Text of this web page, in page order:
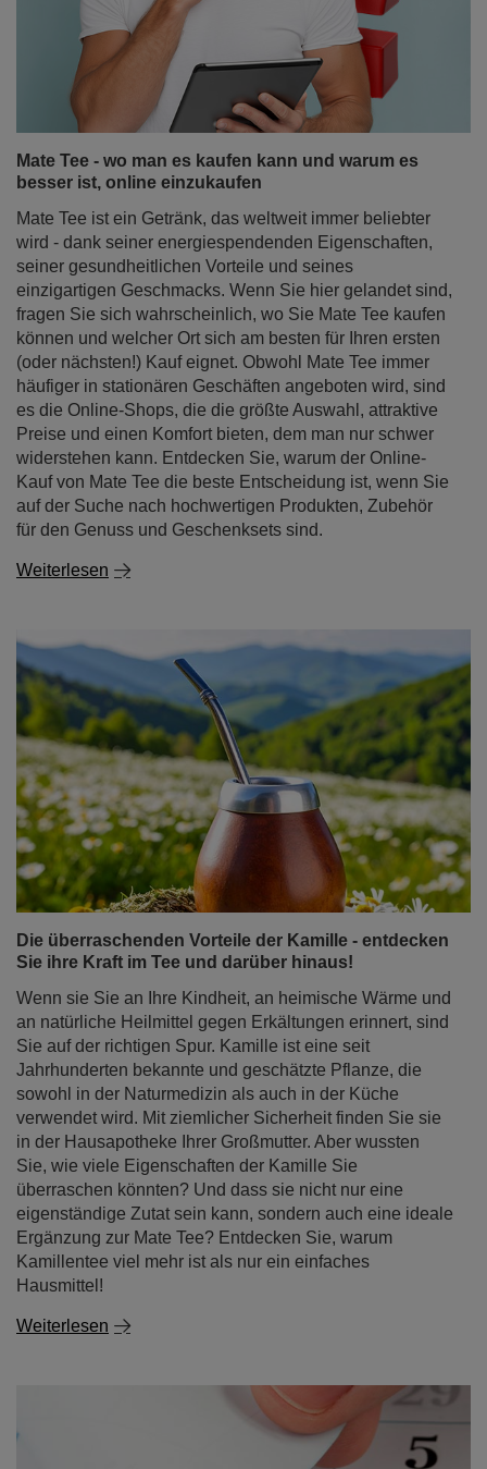
Mate Tee - wo man es kaufen kann und warum es
besser ist, online einzukaufen
Mate Tee ist ein Getränk, das weltweit immer beliebter
wird - dank seiner energiespendenden Eigenschaften,
seiner gesundheitlichen Vorteile und seines
einzigartigen Geschmacks. Wenn Sie hier gelandet sind,
fragen Sie sich wahrscheinlich, wo Sie Mate Tee kaufen
können und welcher Ort sich am besten für Ihren ersten
(oder nächsten!) Kauf eignet. Obwohl Mate Tee immer
häufiger in stationären Geschäften angeboten wird, sind
es die Online-Shops, die die größte Auswahl, attraktive
Preise und einen Komfort bieten, dem man nur schwer
widerstehen kann. Entdecken Sie, warum der Online-
Kauf von Mate Tee die beste Entscheidung ist, wenn Sie
auf der Suche nach hochwertigen Produkten, Zubehör
für den Genuss und Geschenksets sind.
Weiterlesen
Die überraschenden Vorteile der Kamille - entdecken
Sie ihre Kraft im Tee und darüber hinaus!
Wenn sie Sie an Ihre Kindheit, an heimische Wärme und
an natürliche Heilmittel gegen Erkältungen erinnert, sind
Sie auf der richtigen Spur. Kamille ist eine seit
Jahrhunderten bekannte und geschätzte Pflanze, die
sowohl in der Naturmedizin als auch in der Küche
verwendet wird. Mit ziemlicher Sicherheit finden Sie sie
in der Hausapotheke Ihrer Großmutter. Aber wussten
Sie, wie viele Eigenschaften der Kamille Sie
überraschen könnten? Und dass sie nicht nur eine
eigenständige Zutat sein kann, sondern auch eine ideale
Ergänzung zur Mate Tee? Entdecken Sie, warum
Kamillentee viel mehr ist als nur ein einfaches
Hausmittel!
Weiterlesen